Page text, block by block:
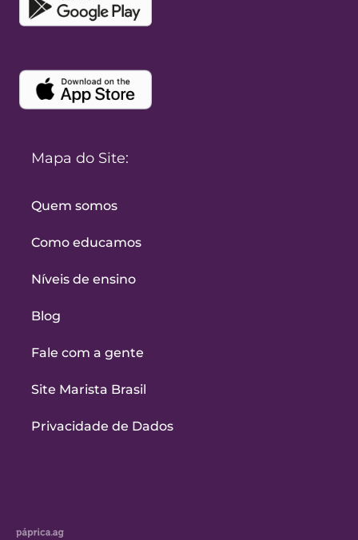
Mapa do Site:
Quem somos
Como educamos
Níveis de ensino
Blog
Fale com a gente
Site Marista Brasil
Privacidade de Dados